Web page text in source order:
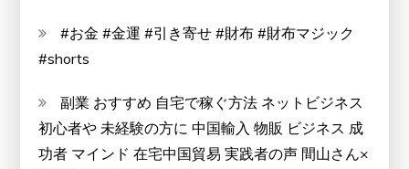
#お金 #金運 #引き寄せ #財布 #財布マジック
#shorts
副業 おすすめ 自宅で稼ぐ方法 ネットビジネス
初心者や 未経験の方に 中国輸入 物販 ビジネス 成
功者 マインド 在宅中国貿易 実践者の声 間山さん×